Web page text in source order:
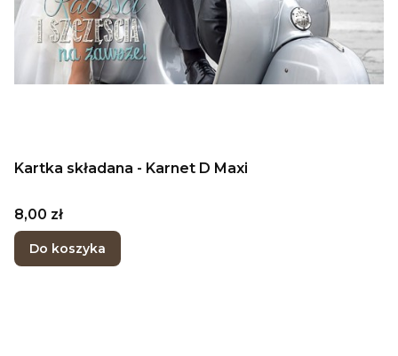
Kartka składana - Karnet D Maxi
Cena
8,00 zł
Do koszyka